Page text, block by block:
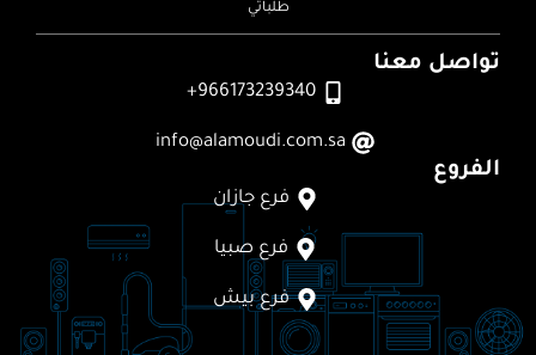
طلباتي
تواصل معنا
966173239340+
info@alamoudi.com.sa
الفروع
فرع جازان
فرع صبيا
فرع بيش